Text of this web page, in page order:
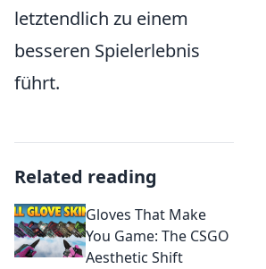
letztendlich zu einem
besseren Spielerlebnis
führt.
Related reading
Gloves That Make
You Game: The CSGO
Aesthetic Shift